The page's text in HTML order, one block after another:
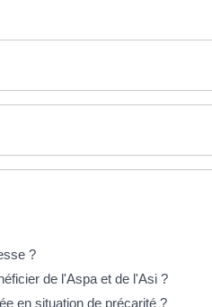
?
de l'Aspa et de l'Asi ?
en situation de précarité ?